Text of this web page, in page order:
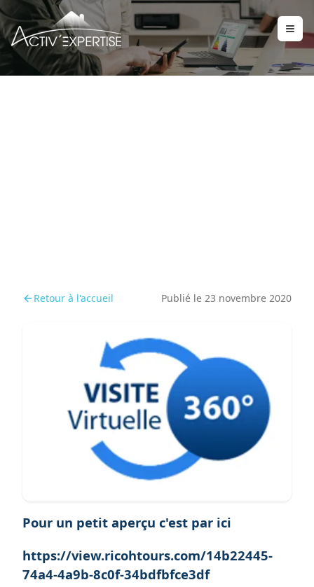
Retour à l'accueil Publié le 23 novembre 2020
Pour un petit aperçu c'est par ici
https://view.ricohtours.com/14b22445-
74a4-4a9b-8c0f-34bdfbfce3df